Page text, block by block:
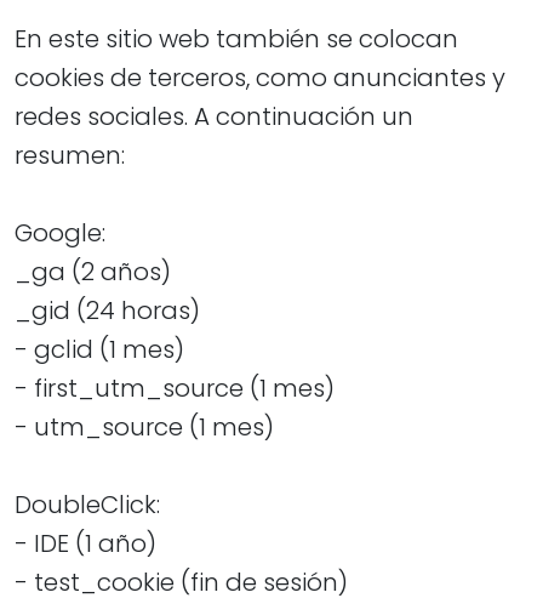
En este sitio web también se colocan
cookies de terceros, como anunciantes y
redes sociales. A continuación un
resumen:
Google:
_ga (2 años)
_gid (24 horas)
- gclid (1 mes)
- first_utm_source (1 mes)
- utm_source (1 mes)
DoubleClick:
- IDE (1 año)
- test_cookie (fin de sesión)